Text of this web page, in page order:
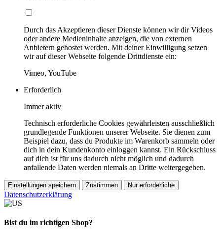
Durch das Akzeptieren dieser Dienste können wir dir Videos
oder andere Medieninhalte anzeigen, die von externen
Anbietern gehostet werden. Mit deiner Einwilligung setzen
wir auf dieser Webseite folgende Drittdienste ein:
Vimeo, YouTube
Erforderlich
Immer aktiv
Technisch erforderliche Cookies gewährleisten ausschließlich
grundlegende Funktionen unserer Webseite. Sie dienen zum
Beispiel dazu, dass du Produkte im Warenkorb sammeln oder
dich in dein Kundenkonto einloggen kannst. Ein Rückschluss
auf dich ist für uns dadurch nicht möglich und dadurch
anfallende Daten werden niemals an Dritte weitergegeben.
Einstellungen speichern Zustimmen Nur erforderliche
Datenschutzerklärung
Bist du im richtigen Shop?